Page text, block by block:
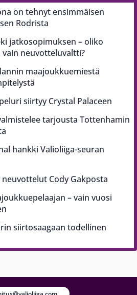
on tehnyt ensimmäisen
Rodrista
jatkosopimuksen – oliko
neuvotteluvaltti?
maajoukkuemiestä
siirtyy Crystal Palaceen
tarjousta Tottenhamin
hankki Valioliiga-seuran
Cody Gakposta
– vain vuosi
siirtosaagaan todellinen